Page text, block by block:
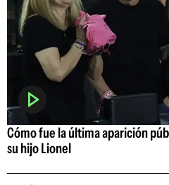
Cómo fue la última aparición
su hijo Lionel